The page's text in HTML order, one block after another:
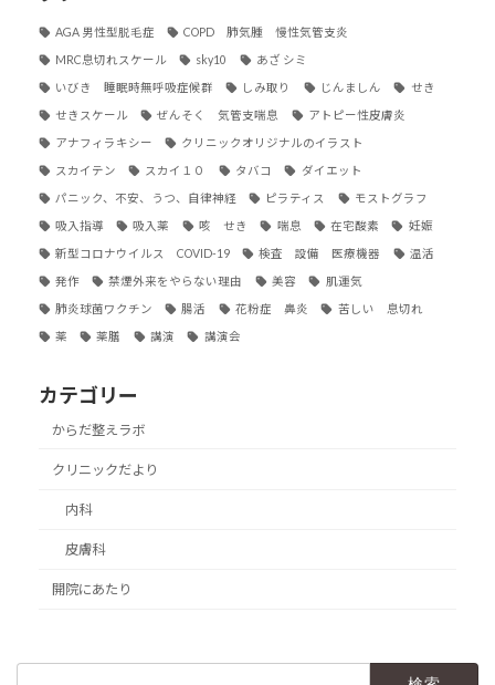
AGA 男性型脱毛症 COPD 肺気腫 慢性気管支炎
MRC息切れスケール sky10 あざ シミ
いびき 睡眠時無呼吸症候群 しみ取り じんましん せき
せきスケール ぜんそく 気管支喘息 アトピー性皮膚炎
アナフィラキシー クリニックオリジナルのイラスト
スカイテン スカイ１０ タバコ ダイエット
パニック、不安、うつ、自律神経 ピラティス モストグラフ
吸入指導 吸入薬 咳 せき 喘息 在宅酸素 妊娠
新型コロナウイルス COVID-19 検査 設備 医療機器 温活
発作 禁煙外来をやらない理由 美容 肌運気
肺炎球菌ワクチン 腸活 花粉症 鼻炎 苦しい 息切れ
薬 薬膳 講演 講演会
カテゴリー
からだ整えラボ
クリニックだより
内科
皮膚科
開院にあたり